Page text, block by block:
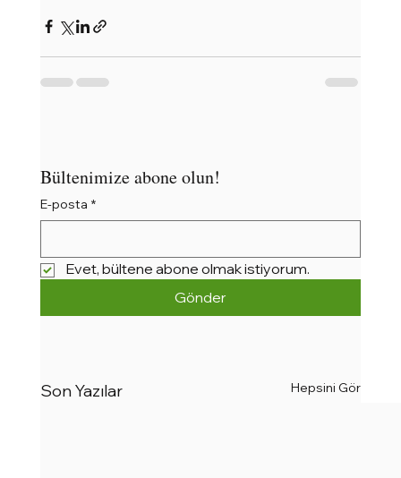
Bültenimize abone olun!
E-posta *
Evet, bültene abone olmak istiyorum.
Gönder
Son Yazılar Hepsini Gör